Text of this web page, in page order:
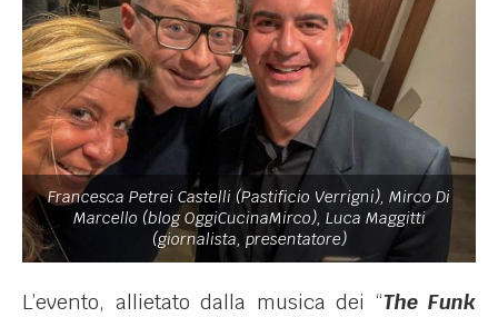
Francesca Petrei Castelli (Pastificio Verrigni), Mirco Di
Marcello (blog OggiCucinaMirco), Luca Maggitti
(giornalista, presentatore)
L’evento, allietato dalla musica dei “The Funk